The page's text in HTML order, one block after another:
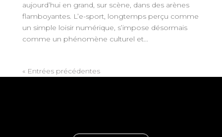
aujourd’hui en grand, sur scène, dans des arènes
flamboyantes. L’e-sport, longtemps perçu comme
un simple loisir numérique, s’impose désormais
comme un phénomène culturel et...
« Entrées précédentes